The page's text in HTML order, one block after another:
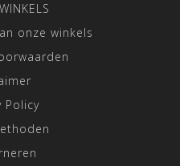
onze winkels
Policy